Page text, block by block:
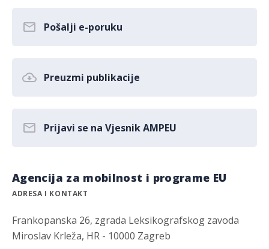
Pošalji e-poruku
Preuzmi publikacije
Prijavi se na Vjesnik AMPEU
Agencija za mobilnost i programe EU
ADRESA I KONTAKT
Frankopanska 26, zgrada Leksikografskog zavoda
Miroslav Krleža, HR - 10000 Zagreb